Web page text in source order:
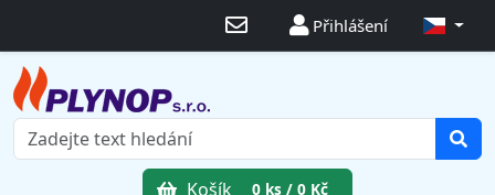
Přihlášení
Košík 0 ks / 0 Kč